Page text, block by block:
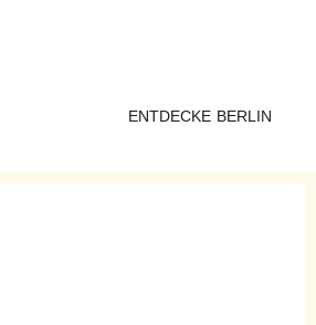
ENTDECKE BERLIN